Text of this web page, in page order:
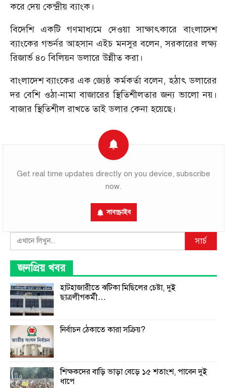
করে দেয় কেন্দ্রীয় ব্যাংক।
বিদেশি একটি গণমাধ্যমে দেওয়া সাক্ষাৎকারে বাংলাদেশ
ব্যাংকের গভর্নর আহসান এইচ মনসুর বলেন, সরকারের লক্ষ্য
রিজার্ভ ৪০ বিলিয়ন ডলারে উন্নীত করা।
বাংলাদেশ ব্যাংকের এক জ্যেষ্ঠ কর্মকর্তা বলেন, হঠাৎ ডলারের
দর বেশি ওঠা-নামা বাজারের স্থিতিশীলতার জন্য ভালো নয়।
বাজার স্থিতিশীল রাখতে তাই ডলার কেনা হয়েছে।
Get real time updates directly on you device, subscribe
now.
সাবস্ক্রাইব
Search সার্চ
জনপ্রিয় খবর
হাটহাজারীতে ঝটিকা মিছিলের চেষ্টা, দুই
ছাত্রলীগকর্মী…
নির্বাচন ঠেকাতে কারা সক্রিয়?
শিক্ষকদের বাড়ি ভাড়া বেড়ে ১৫ শতাংশ, পাবেন দুই
ধাপে